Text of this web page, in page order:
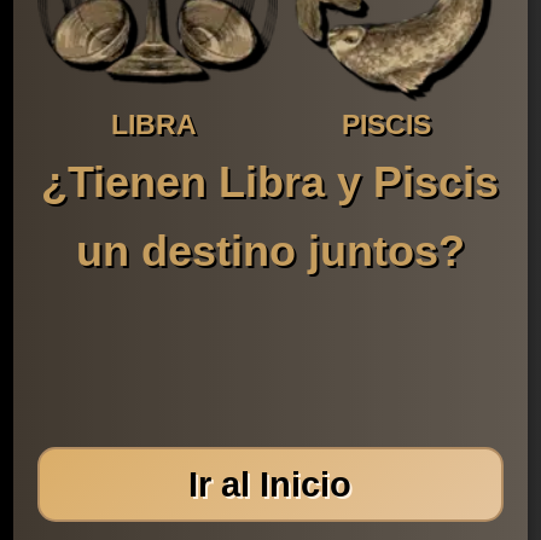
LIBRA PISCIS
¿Tienen Libra y Piscis
un destino juntos?
Ir al Inicio